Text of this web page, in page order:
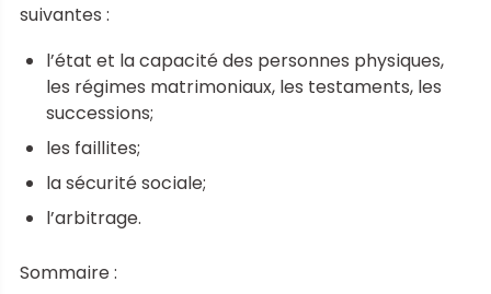
suivantes :
l’état et la capacité des personnes physiques,
les régimes matrimoniaux, les testaments, les
successions;
les faillites;
la sécurité sociale;
l’arbitrage.
Sommaire :